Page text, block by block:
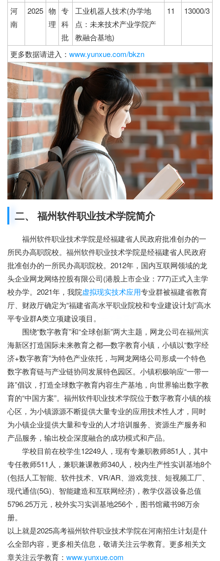
河
南
2025 物
理
专
科
批
工业机器人技术(办学地
点：未来技术产业学院产
教融合基地)
11 13000/3
更多数据请进入： www.yunxue.com/bkzn
二、 福州软件职业技术学院简介
福州软件职业技术学院是经福建省人民政府批准创办的一
所民办高职院校。福州软件职业技术学院是经福建省人民政府
批准创办的一所民办高职院校。2012年，国内互联网领域的龙
头企业网龙网络控股有限公司(港股上市企业：777)正式入主学
校办学。2021年，我院虚拟现实技术应用专业群被福建省教育
厅、财政厅确定为“福建省高水平职业院校和专业建设计划”高水
平专业群A类立项建设项目。
围绕“数字教育”和“全球创新”两大主题，网龙公司在福州滨
海新区打造国际未来教育之都—数字教育小镇，小镇以“数字经
济+数字教育”为特色产业依托，与网龙网络公司形成一个特色
数字教育链与产业链协同发展特色园区。小镇积极响应“一带一
路”倡议，打造全球数字教育内容生产基地，向世界输出数字教
育的“中国方案”。福州软件职业技术学院位于数字教育小镇的核
心区，为小镇源源不断提供大量专业的应用技术性人才，同时
为小镇企业提供大量和专业的人才培训服务、资源生产服务和
产品服务，输出校企深度融合的成功模式和产品。
学校目前在校学生12249人，现有专兼职教师851人，其中
专任教师511人，兼职兼课教师340人，校内生产性实训基地8个
(包括人工智能、软件技术、VR/AR、游戏竞技、短视频工厂、
现代通信(5G)、智能建造和互联网经济)，教学仪器设备总值
5796.25万元，校外实习实训基地256个，图书馆藏书98万余
册。
以上就是2025高考福州软件职业技术学院在河南招生计划是什
么全部内容，更多相关信息，敬请关注云学教育。更多相关文
章关注云学教育： www.yunxue.com